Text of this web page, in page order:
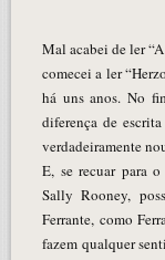
Mal acabei de ler “A Vida Mentirosa dos Adultos” de Elena Ferrante,
comecei a ler
há uns anos. No
diferença de
verdadeiramente
E, se recuar para
Sally Rooney,
Ferrante, como
fazem qualquer